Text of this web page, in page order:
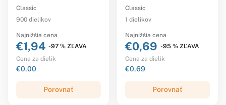
Classic
900 dielikov
Najnižšia cena
€1,94 -97 % ZĽAVA
Cena za dielik
€0,00
Porovnať
Classic
1 dielikov
Najnižšia cena
€0,69 -95 % ZĽAVA
Cena za dielik
€0,69
Porovnať